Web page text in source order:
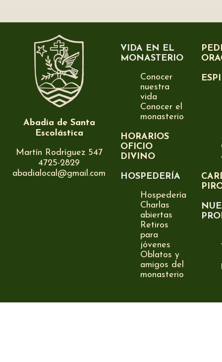
Abadía de Santa
Escolástica
Martín Rodríguez 547
4725-2829
abadialocal@gmail.com
VIDA EN EL
MONASTERIO
Conocer
nuestra
vida
Conocer el
monasterio
HORARIOS
OFICIO
DIVINO
HOSPEDERÍA
Hospedería
Charlas
abiertas
Retiros
para
jóvenes
Oblatos y
amigos del
monasterio